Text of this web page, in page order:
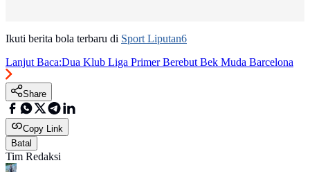
Ikuti berita bola terbaru di Sport Liputan6
Lanjut Baca:Dua Klub Liga Primer Berebut Bek Muda Barcelona
Share
Copy Link
Batal
Tim Redaksi